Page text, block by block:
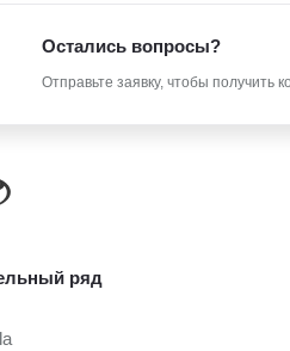
Остались вопросы?
Отправьте заявку, чтобы получить
ряд